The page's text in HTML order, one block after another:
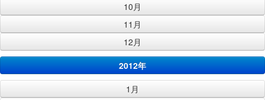
10月
11月
12月
2012年
1月